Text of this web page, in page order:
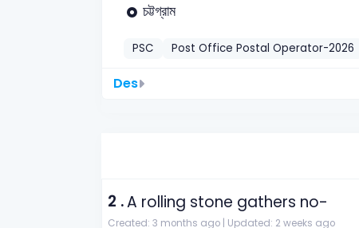
চট্টগ্রাম
PSC Post Office Postal Operator-2026
Des
2 .A rolling stone gathers no-
Created: 3 months ago | Updated: 2 weeks ago